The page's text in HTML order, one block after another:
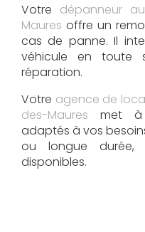
Votre dépanneur
Maures offre un
cas de panne. Il
véhicule en toute
réparation.
Votre agence de
des-Maures met à
adaptés à vos
ou longue durée,
disponibles.